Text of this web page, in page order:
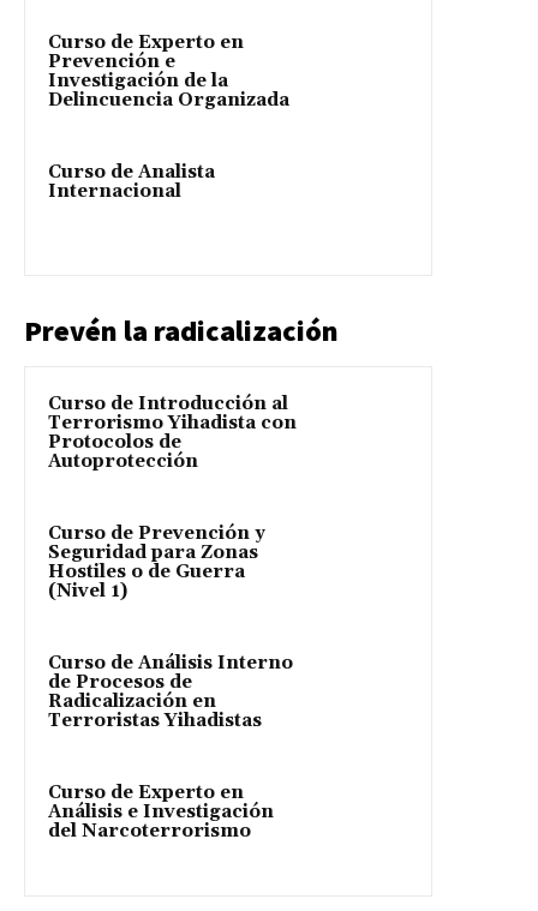
Curso de Experto en
Prevención e
Investigación de la
Delincuencia Organizada
Curso de Analista
Internacional
Prevén la radicalización
Curso de Introducción al
Terrorismo Yihadista con
Protocolos de
Autoprotección
Curso de Prevención y
Seguridad para Zonas
Hostiles o de Guerra
(Nivel 1)
Curso de Análisis Interno
de Procesos de
Radicalización en
Terroristas Yihadistas
Curso de Experto en
Análisis e Investigación
del Narcoterrorismo